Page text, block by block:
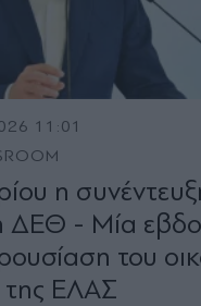
11:01
η
ΔΕΘ - Μία
του
ΕΛΑΣ